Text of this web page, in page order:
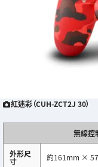
紅迷彩（CUH-ZCT2J 30）
無線控
外形尺
寸 約161mm ×